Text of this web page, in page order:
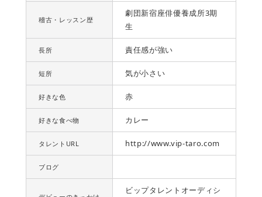
稽古・レッスン歴
劇団新宿座俳優養成所3期
生
長所 責任感が強い
短所 気が小さい
好きな色 赤
好きな食べ物 カレー
タレントURL http://www.vip-taro.com
ブログ
ビップタレントオーディシ